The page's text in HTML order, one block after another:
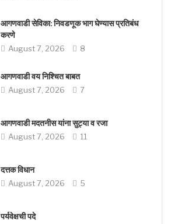
आगणवाडी सेविका: निवडणूक भाग घेण्यास प्रतिबंध
करणे
August 7, 2026 8
आगणवाडी वय निश्चित बाबत
August 7, 2026 7
आगणवाडी मदतनीस यांना सुट्या व रजा
August 7, 2026 11
दत्तक विधान
August 7, 2026 5
पर्यवेक्षची पदे